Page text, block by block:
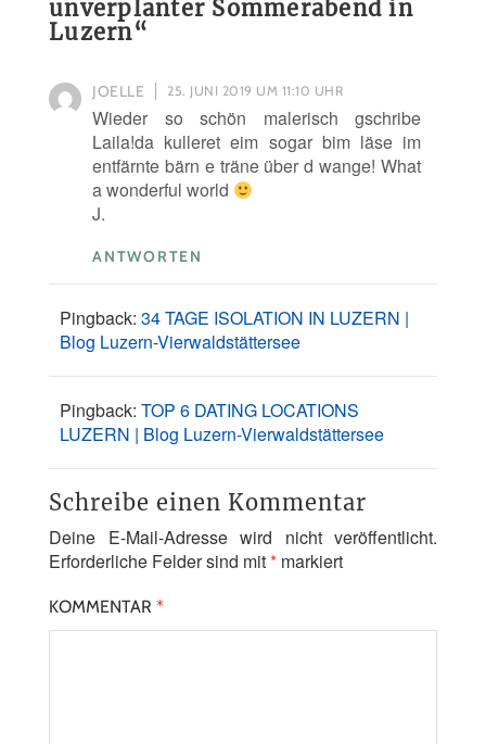
unverplanter Sommerabend in
Luzern“
JOELLE 25. JUNI 2019 UM 11:10 UHR
Wieder so schön malerisch gschribe
Laila!da kulleret eim sogar bim läse im
entfärnte bärn e träne über d wange! What
a wonderful world
J.
ANTWORTEN
Pingback: 34 TAGE ISOLATION IN LUZERN |
Blog Luzern-Vierwaldstättersee
Pingback: TOP 6 DATING LOCATIONS
LUZERN | Blog Luzern-Vierwaldstättersee
Schreibe einen Kommentar
Deine E-Mail-Adresse wird nicht veröffentlicht.
Erforderliche Felder sind mit* markiert
KOMMENTAR *